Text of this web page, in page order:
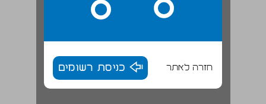
חזרה לאתר כניסת רשומים